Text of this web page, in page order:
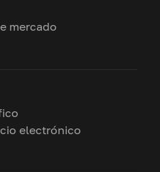
mercado
electrónico